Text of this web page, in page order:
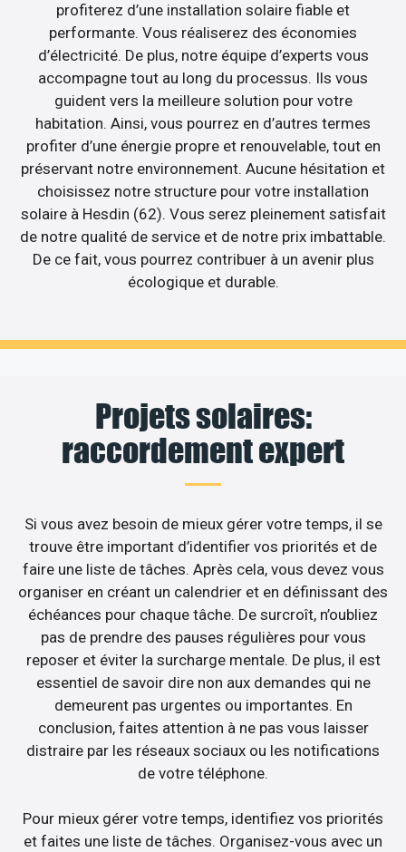
profiterez d’une installation solaire fiable et
performante. Vous réaliserez des économies
d’électricité. De plus, notre équipe d’experts vous
accompagne tout au long du processus. Ils vous
guident vers la meilleure solution pour votre
habitation. Ainsi, vous pourrez en d’autres termes
profiter d’une énergie propre et renouvelable, tout en
préservant notre environnement. Aucune hésitation et
choisissez notre structure pour votre installation
solaire à Hesdin (62). Vous serez pleinement satisfait
de notre qualité de service et de notre prix imbattable.
De ce fait, vous pourrez contribuer à un avenir plus
écologique et durable.
Projets solaires:
raccordement expert
Si vous avez besoin de mieux gérer votre temps, il se
trouve être important d’identifier vos priorités et de
faire une liste de tâches. Après cela, vous devez vous
organiser en créant un calendrier et en définissant des
échéances pour chaque tâche. De surcroît, n’oubliez
pas de prendre des pauses régulières pour vous
reposer et éviter la surcharge mentale. De plus, il est
essentiel de savoir dire non aux demandes qui ne
demeurent pas urgentes ou importantes. En
conclusion, faites attention à ne pas vous laisser
distraire par les réseaux sociaux ou les notifications
de votre téléphone.
Pour mieux gérer votre temps, identifiez vos priorités
et faites une liste de tâches. Organisez-vous avec un